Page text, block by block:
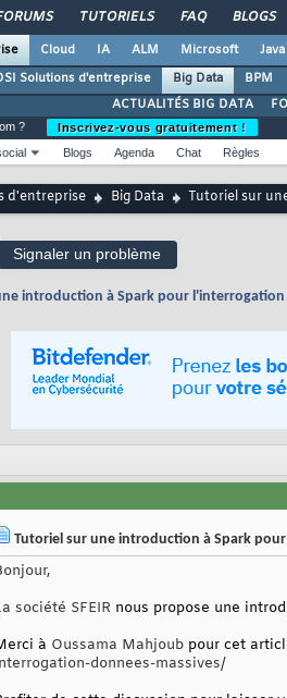
TUTORIELS FAQ BLOGS
Cloud IA ALM Microsoft Java
Solutions d'entreprise
Big Data BPM
ACTUALITÉS BIG DATA
?
Inscrivez-vous gratuitement !
Blogs Agenda Chat Règles
d'entreprise Big Data Tutoriel sur
Signaler un problème
introduction à Spark pour l'interrogation
Tutoriel sur une introduction à Spark
société SFEIR nous propose une
à Oussama Mahjoub pour cet
donnees-massives/